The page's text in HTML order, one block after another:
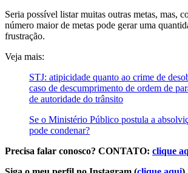
Seria possível listar muitas outras metas, mas,
número maior de metas pode gerar uma
frustração.
Veja mais:
STJ: atipicidade quanto ao crime de
caso de descumprimento de ordem de
de autoridade do trânsito
Se o Ministério Público postula a
pode condenar?
Precisa falar conosco? CONTATO: clique